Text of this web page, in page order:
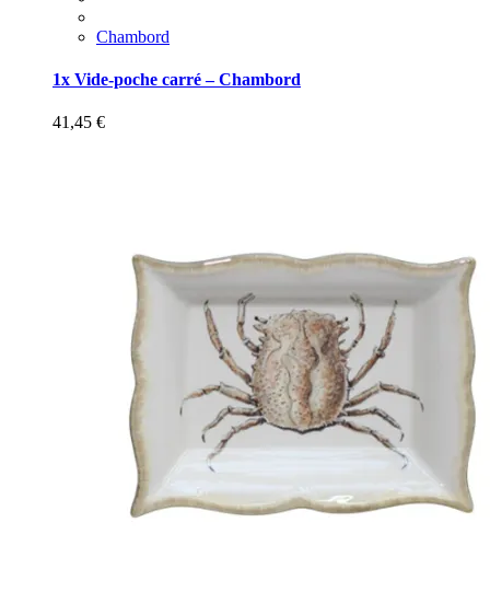
Chambord
1x Vide-poche carré – Chambord
41,45 €